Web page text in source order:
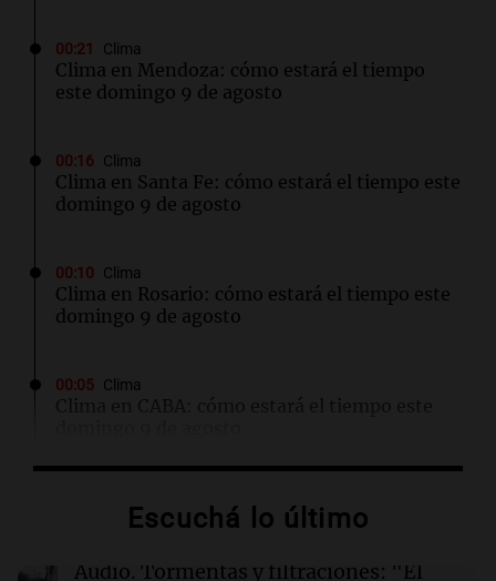
00:21 Clima
Clima en Mendoza: cómo estará el tiempo
este domingo 9 de agosto
00:16 Clima
Clima en Santa Fe: cómo estará el tiempo este
domingo 9 de agosto
00:10 Clima
Clima en Rosario: cómo estará el tiempo este
domingo 9 de agosto
00:05 Clima
Clima en CABA: cómo estará el tiempo este
Clima en Córdoba: cómo estará el tiempo este
Escuchá lo último
Audio. Tormentas y filtraciones: "El